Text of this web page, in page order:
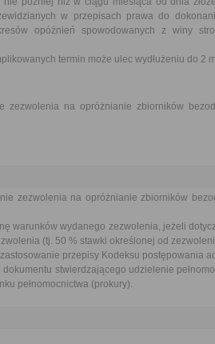
w przepisach prawa do
opóźnień spowodowanych z winy
termin może ulec wydłużeniu do 2
zezwolenia na opróżnianie zbiorników
zezwolenia na opróżnianie zbiorników
warunków wydanego zezwolenia, jeżeli
(tj. 50 % stawki określonej od
przepisy Kodeksu postępowania
dokumentu stwierdzającego udzielenie
pełnomocnictwa (prokury).